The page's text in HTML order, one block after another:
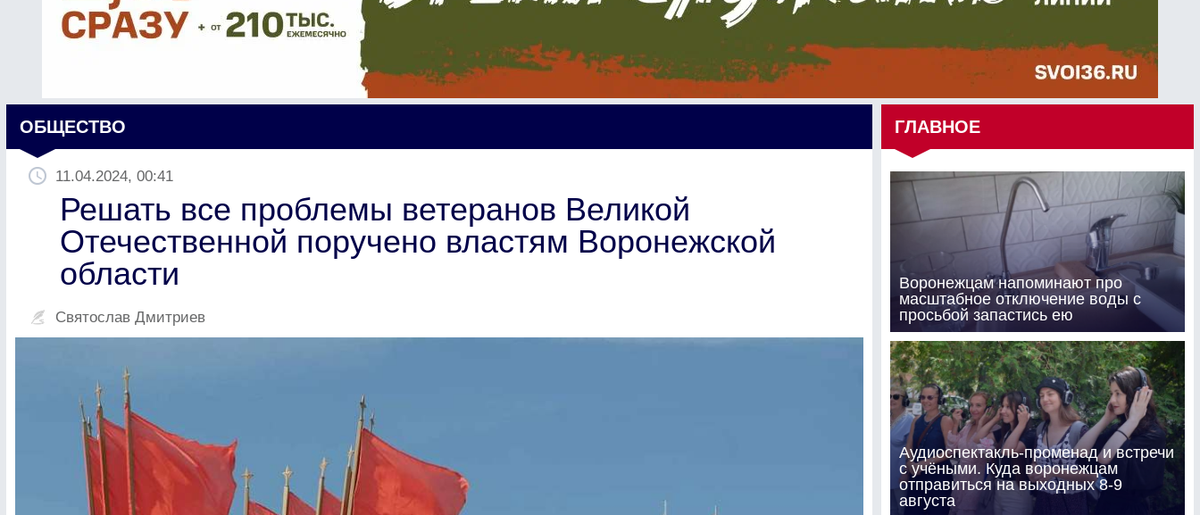
ОБЩЕСТВО
11.04.2024, 00:41
Решать все проблемы ветеранов Великой
Отечественной поручено властям Воронежской
области
Святослав Дмитриев
ГЛАВНОЕ
Воронежцам напоминают про
масштабное отключение воды с
просьбой запастись ею
Аудиоспектакль-променад и встречи
с учёными. Куда воронежцам
отправиться на выходных 8-9
августа